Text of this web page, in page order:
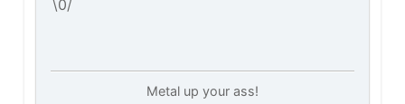
\0/
Metal up your ass!